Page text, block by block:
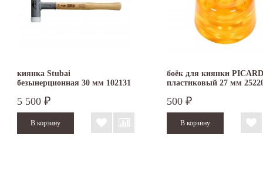
киянка Stubai
безынерционная 30 мм 102131
5 500 ₽
боёк для киянки PICARD
пластиковый 27 мм
500 ₽